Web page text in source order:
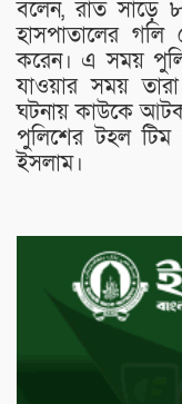
বলেন, রাত সাড়ে
হাসপাতালের
করেন। এ সময়
যাওয়ার সময়
ঘটনায় কাউকে
পুলিশের টহল
ইসলাম।